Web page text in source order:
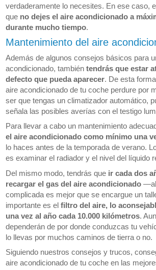
verdaderamente lo necesites. En ese caso,
que no dejes el aire acondicionado a
durante mucho tiempo.
Mantenimiento del aire
Además de algunos consejos básicos para
acondicionado, también tendrás que estar
defecto que pueda aparecer. De esta
aire acondicionado de tu coche perdure por
ser que tengas un climatizador automático,
señala las posibles averías con el testigo
Para llevar a cabo un mantenimiento
el aire acondicionado como mínimo una
lo haces antes de la temporada de verano.
es examinar el radiador y el nivel del líquido
Del mismo modo, tendrás que ir cada dos
recargar el gas del aire acondicionado—al
complicada es mejor que se encargue un
importante es el filtro del aire, lo
una vez al año cada 10.000 kilómetros.
dependerán de por donde conduzcas tu
lo llevas por muchos caminos de tierra o no.
Siguiendo nuestros consejos y trucos,
aire acondicionado de tu coche en las